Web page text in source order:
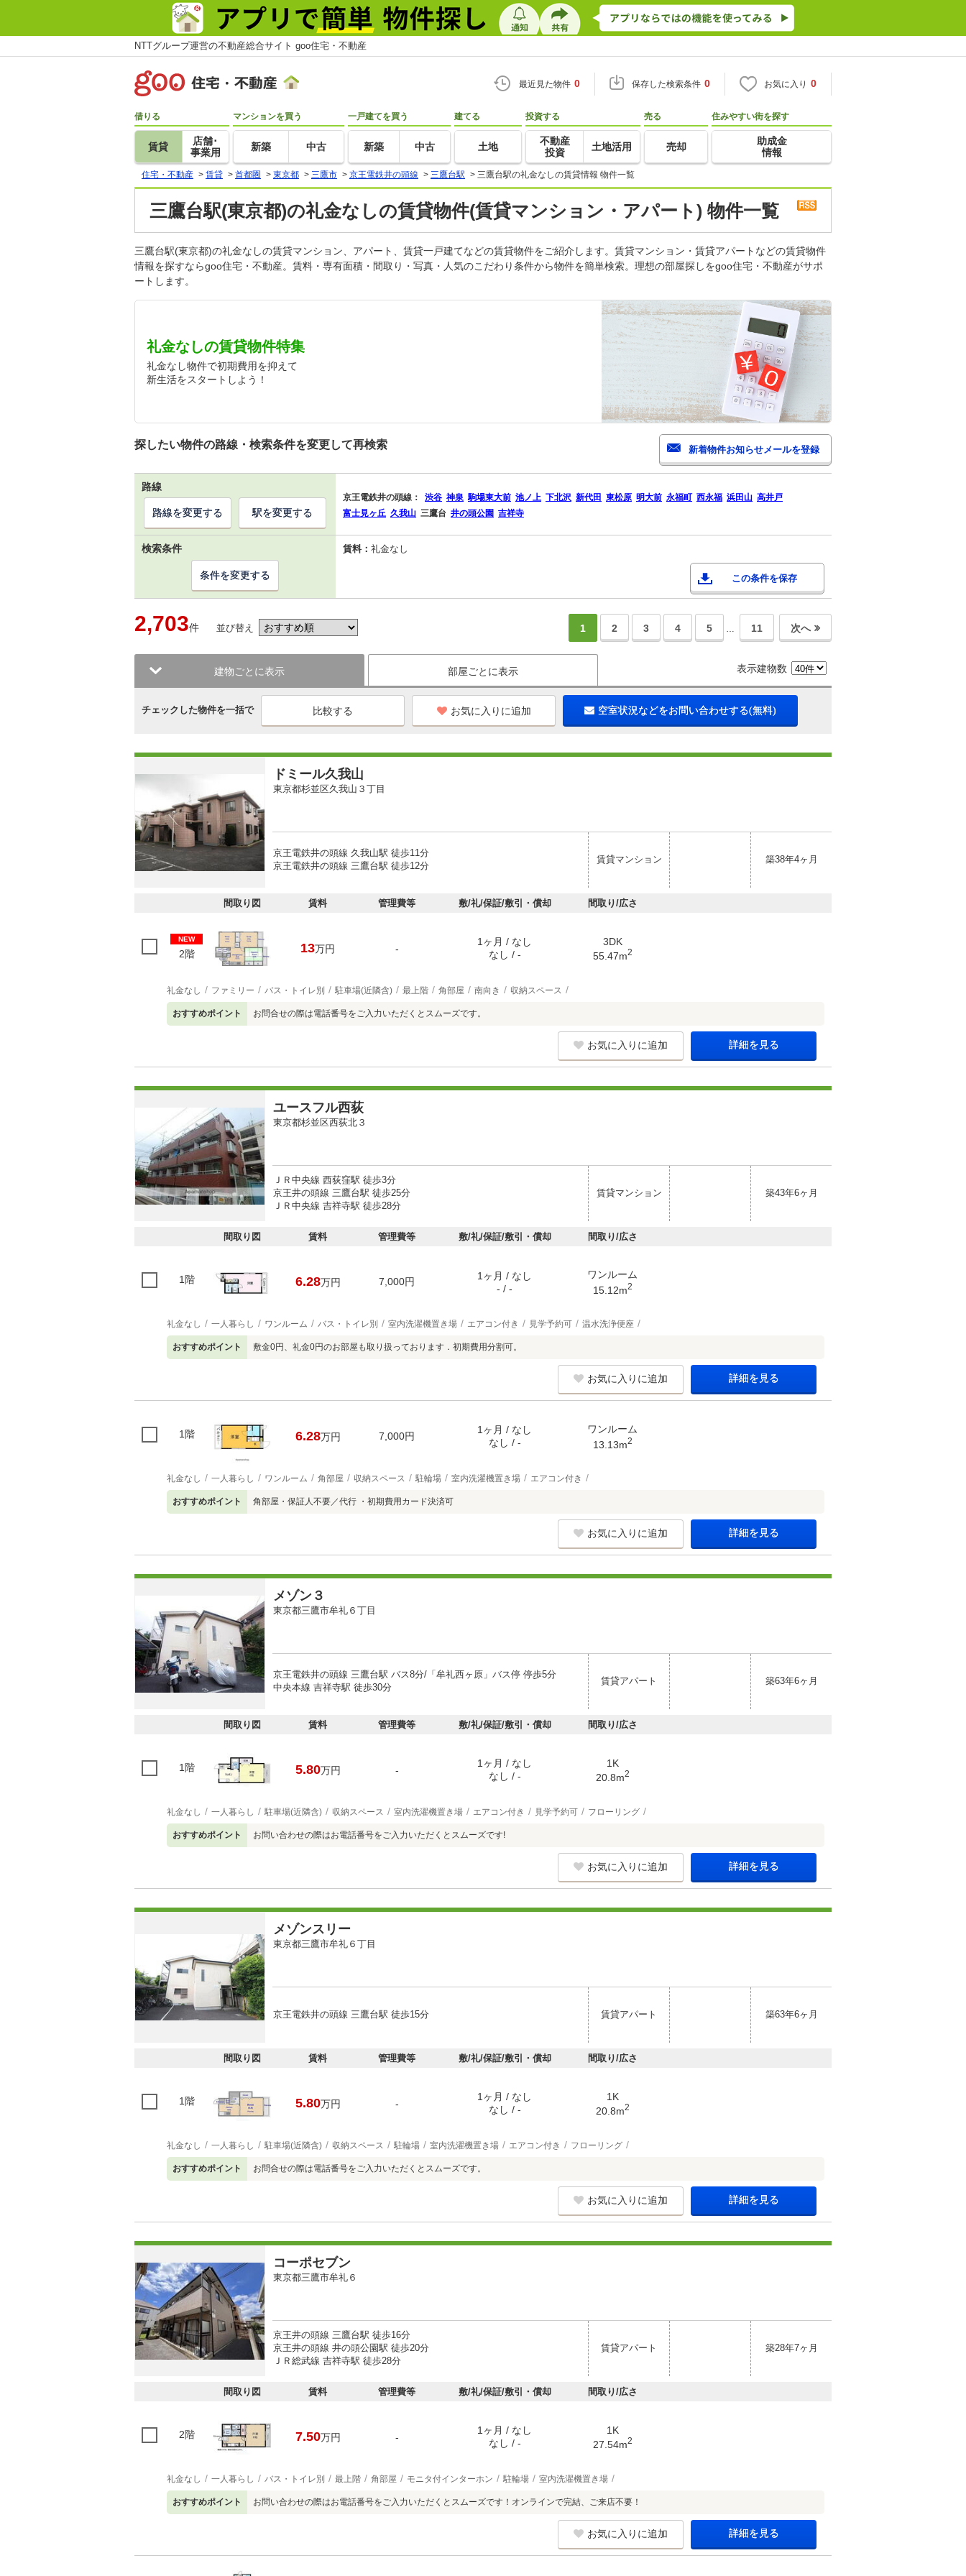
NTTグループ運営の不動産総合サイト goo住宅・不動産
最近見た物件 0 保存した検索条件 0 お気に入り 0
借りる
賃貸
店舗･
事業用
マンションを買う
新築 中古
一戸建てを買う
新築 中古
建てる
土地
投資する
不動産
投資
土地活用
売る
売却
住みやすい街を探す
助成金
情報
住宅・不動産 > 賃貸 > 首都圏 > 東京都 > 三鷹市 > 京王電鉄井の頭線 > 三鷹台駅 > 三鷹台駅の礼金なしの賃貸情報 物件一覧
三鷹台駅(東京都)の礼金なしの賃貸物件(賃貸マンション・アパート) 物件一覧
三鷹台駅(東京都)の礼金なしの賃貸マンション、アパート、賃貸一戸建てなどの賃貸物件をご紹介します。賃貸マンション・賃貸アパートなどの賃貸物件
情報を探すならgoo住宅・不動産。賃料・専有面積・間取り・写真・人気のこだわり条件から物件を簡単検索。理想の部屋探しをgoo住宅・不動産がサポ
ートします。
礼金なしの賃貸物件特集
礼金なし物件で初期費用を抑えて
新生活をスタートしよう！
探したい物件の路線・検索条件を変更して再検索
路線
京王電鉄井の頭線： 渋谷 神泉 駒場東大前 池ノ上 下北沢 新代田 東松原 明大前 永福町 西永福 浜田山 高井戸
富士見ヶ丘 久我山 三鷹台 井の頭公園 吉祥寺
路線を変更する 駅を変更する
検索条件 賃料： 礼金なし
この条件を保存
条件を変更する
2,703件 並び替え 1 2 3 4 5 … 11 次へ
建物ごとに表示 部屋ごとに表示 表示建物数
チェックした物件を一括で お気に入りに追加 空室状況などをお問い合わせする(無料)
ドミール久我山
東京都杉並区久我山３丁目
京王電鉄井の頭線 久我山駅 徒歩11分
京王電鉄井の頭線 三鷹台駅 徒歩12分
賃貸マンション 築38年4ヶ月
間取り図 賃料 管理費等 敷/礼/保証/敷引・償却 間取り/広さ
NEW
2階 13万円 -
1ヶ月 / なし
なし / -
3DK
55.47m2
礼金なし ファミリー バス・トイレ別 駐車場(近隣含) 最上階 角部屋 南向き 収納スペース
おすすめポイント お問合せの際は電話番号をご入力いただくとスムーズです。
お気に入りに追加 詳細を見る
ユースフル西荻
東京都杉並区西荻北３
ＪＲ中央線 西荻窪駅 徒歩3分
京王井の頭線 三鷹台駅 徒歩25分
ＪＲ中央線 吉祥寺駅 徒歩28分
賃貸マンション 築43年6ヶ月
間取り図 賃料 管理費等 敷/礼/保証/敷引・償却 間取り/広さ
1階 6.28万円 7,000円
1ヶ月 / なし
- / -
ワンルーム
15.12m2
礼金なし 一人暮らし ワンルーム バス・トイレ別 室内洗濯機置き場 エアコン付き 見学予約可 温水洗浄便座
おすすめポイント 敷金0円、礼金0円のお部屋も取り扱っております．初期費用分割可。
お気に入りに追加 詳細を見る
1階 6.28万円 7,000円
1ヶ月 / なし
なし / -
ワンルーム
13.13m2
礼金なし 一人暮らし ワンルーム 角部屋 収納スペース 駐輪場 室内洗濯機置き場 エアコン付き
おすすめポイント 角部屋・保証人不要／代行 ・初期費用カード決済可
お気に入りに追加 詳細を見る
メゾン３
東京都三鷹市牟礼６丁目
京王電鉄井の頭線 三鷹台駅 バス8分/「牟礼西ヶ原」バス停 停歩5分
中央本線 吉祥寺駅 徒歩30分
賃貸アパート 築63年6ヶ月
間取り図 賃料 管理費等 敷/礼/保証/敷引・償却 間取り/広さ
1階 5.80万円 -
1ヶ月 / なし
なし / -
1K
20.8m2
礼金なし 一人暮らし 駐車場(近隣含) 収納スペース 室内洗濯機置き場 エアコン付き 見学予約可 フローリング
おすすめポイント お問い合わせの際はお電話番号をご入力いただくとスムーズです!
お気に入りに追加 詳細を見る
メゾンスリー
東京都三鷹市牟礼６丁目
京王電鉄井の頭線 三鷹台駅 徒歩15分 賃貸アパート 築63年6ヶ月
間取り図 賃料 管理費等 敷/礼/保証/敷引・償却 間取り/広さ
1階 5.80万円 -
1ヶ月 / なし
なし / -
1K
20.8m2
礼金なし 一人暮らし 駐車場(近隣含) 収納スペース 駐輪場 室内洗濯機置き場 エアコン付き フローリング
おすすめポイント お問合せの際は電話番号をご入力いただくとスムーズです。
お気に入りに追加 詳細を見る
コーポセブン
東京都三鷹市牟礼６
京王井の頭線 三鷹台駅 徒歩16分
京王井の頭線 井の頭公園駅 徒歩20分
ＪＲ総武線 吉祥寺駅 徒歩28分
賃貸アパート 築28年7ヶ月
間取り図 賃料 管理費等 敷/礼/保証/敷引・償却 間取り/広さ
2階 7.50万円 -
1ヶ月 / なし
なし / -
1K
27.54m2
礼金なし 一人暮らし バス・トイレ別 最上階 角部屋 モニタ付インターホン 駐輪場 室内洗濯機置き場
おすすめポイント お問い合わせの際はお電話番号をご入力いただくとスムーズです！オンラインで完結、ご来店不要！
お気に入りに追加 詳細を見る